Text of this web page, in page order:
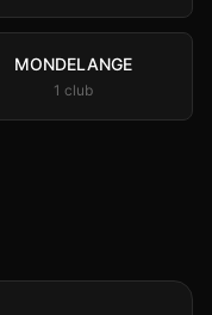
MONDELANGE
1 club